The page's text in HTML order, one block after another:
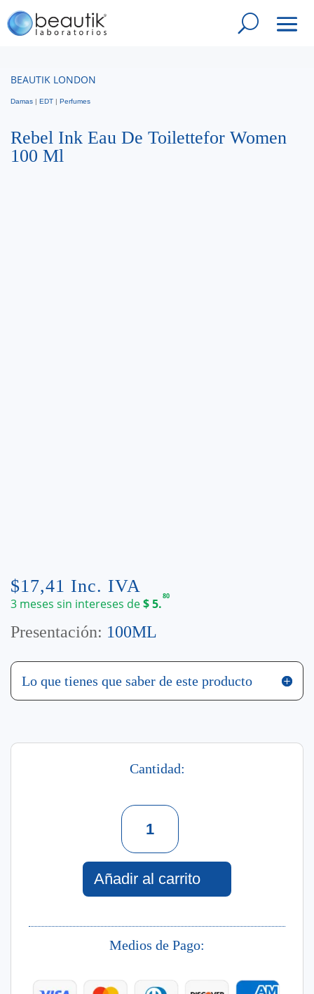
BEAUTIK LONDON
Damas | EDT | Perfumes
Rebel Ink Eau De Toilettefor Women
100 Ml
$17,41 Inc. IVA
3 meses sin intereses de$5.80
Presentación: 100ML
Lo que tienes que saber de este producto
Cantidad:
Rebel
Eau
De
Toilettefor
Ml
cantidad
Añadir al carrito
Medios de Pago: